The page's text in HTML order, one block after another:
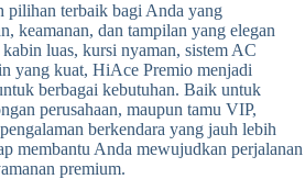
pilihan terbaik bagi Anda yang
keamanan, dan tampilan yang elegan
luas, kursi nyaman, sistem AC
yang kuat, HiAce Premio menjadi
berbagai kebutuhan. Baik untuk
perusahaan, maupun tamu VIP,
berkendara yang jauh lebih
membantu Anda mewujudkan perjalanan
premium.